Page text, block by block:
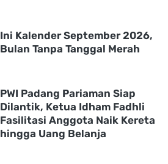
Ini Kalender September 2026,
Bulan Tanpa Tanggal Merah
PWI Padang Pariaman Siap
Dilantik, Ketua Idham Fadhli
Fasilitasi Anggota Naik Kereta
hingga Uang Belanja